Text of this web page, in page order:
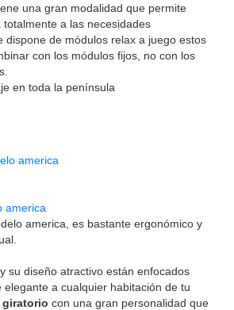
una gran modalidad que permite
totalmente a las necesidades
dispone de módulos relax a juego estos
con los módulos fijos, no con los
en toda la península
america
america, es bastante ergonómico y
su diseño atractivo están enfocados
elegante a cualquier habitación de tu
con una gran personalidad que